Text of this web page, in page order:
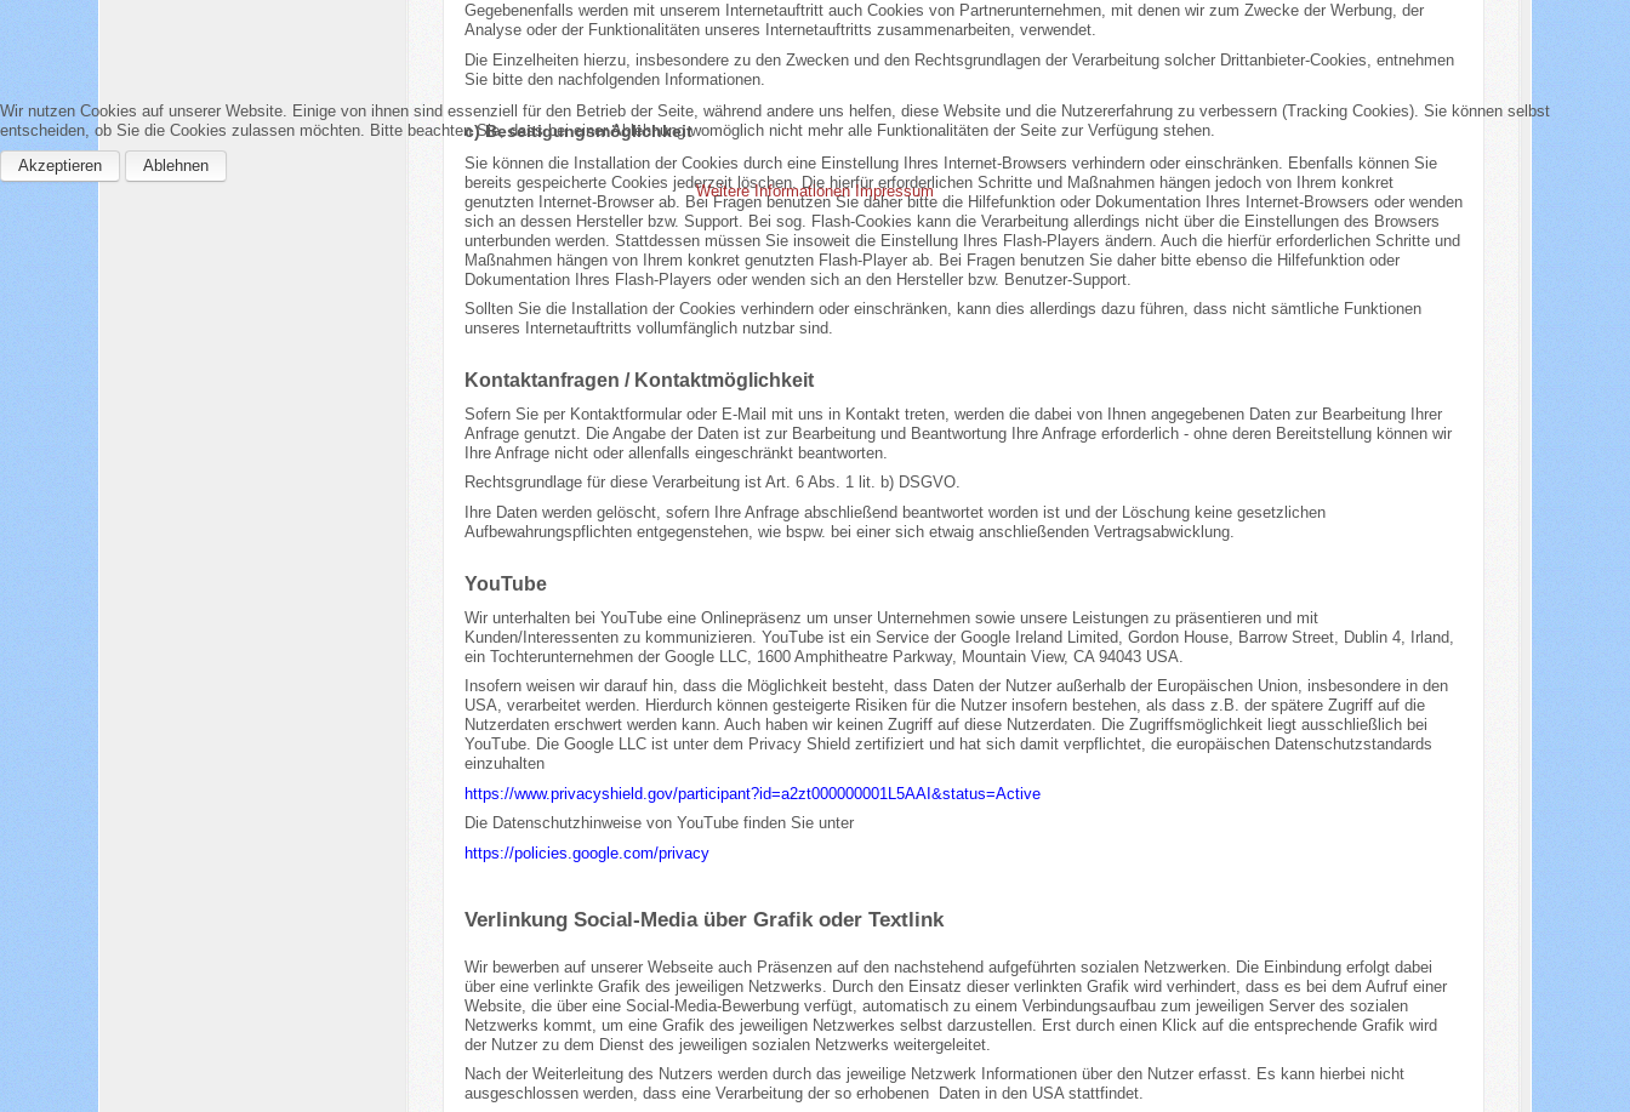
Gegebenenfalls werden mit unserem Internetauftritt auch Cookies von Partnerunternehmen, mit denen wir zum Zwecke der Werbung, der
Analyse oder der Funktionalitäten unseres Internetauftritts zusammenarbeiten, verwendet.
Die Einzelheiten hierzu, insbesondere zu den Zwecken und den Rechtsgrundlagen der Verarbeitung solcher Drittanbieter-Cookies, entnehmen
Sie bitte den nachfolgenden Informationen.
c) Beseitigungsmöglichkeit
Sie können die Installation der Cookies durch eine Einstellung Ihres Internet-Browsers verhindern oder einschränken. Ebenfalls können Sie
bereits gespeicherte Cookies jederzeit löschen. Die hierfür erforderlichen Schritte und Maßnahmen hängen jedoch von Ihrem konkret
genutzten Internet-Browser ab. Bei Fragen benutzen Sie daher bitte die Hilfefunktion oder Dokumentation Ihres Internet-Browsers oder wenden
sich an dessen Hersteller bzw. Support. Bei sog. Flash-Cookies kann die Verarbeitung allerdings nicht über die Einstellungen des Browsers
unterbunden werden. Stattdessen müssen Sie insoweit die Einstellung Ihres Flash-Players ändern. Auch die hierfür erforderlichen Schritte und
Maßnahmen hängen von Ihrem konkret genutzten Flash-Player ab. Bei Fragen benutzen Sie daher bitte ebenso die Hilfefunktion oder
Dokumentation Ihres Flash-Players oder wenden sich an den Hersteller bzw. Benutzer-Support.
Sollten Sie die Installation der Cookies verhindern oder einschränken, kann dies allerdings dazu führen, dass nicht sämtliche Funktionen
unseres Internetauftritts vollumfänglich nutzbar sind.
Kontaktanfragen / Kontaktmöglichkeit
Sofern Sie per Kontaktformular oder E-Mail mit uns in Kontakt treten, werden die dabei von Ihnen angegebenen Daten zur Bearbeitung Ihrer
Anfrage genutzt. Die Angabe der Daten ist zur Bearbeitung und Beantwortung Ihre Anfrage erforderlich - ohne deren Bereitstellung können wir
Ihre Anfrage nicht oder allenfalls eingeschränkt beantworten.
Rechtsgrundlage für diese Verarbeitung ist Art. 6 Abs. 1 lit. b) DSGVO.
Ihre Daten werden gelöscht, sofern Ihre Anfrage abschließend beantwortet worden ist und der Löschung keine gesetzlichen
Aufbewahrungspflichten entgegenstehen, wie bspw. bei einer sich etwaig anschließenden Vertragsabwicklung.
YouTube
Wir unterhalten bei YouTube eine Onlinepräsenz um unser Unternehmen sowie unsere Leistungen zu präsentieren und mit
Kunden/Interessenten zu kommunizieren. YouTube ist ein Service der Google Ireland Limited, Gordon House, Barrow Street, Dublin 4, Irland,
ein Tochterunternehmen der Google LLC, 1600 Amphitheatre Parkway, Mountain View, CA 94043 USA.
Insofern weisen wir darauf hin, dass die Möglichkeit besteht, dass Daten der Nutzer außerhalb der Europäischen Union, insbesondere in den
USA, verarbeitet werden. Hierdurch können gesteigerte Risiken für die Nutzer insofern bestehen, als dass z.B. der spätere Zugriff auf die
Nutzerdaten erschwert werden kann. Auch haben wir keinen Zugriff auf diese Nutzerdaten. Die Zugriffsmöglichkeit liegt ausschließlich bei
YouTube. Die Google LLC ist unter dem Privacy Shield zertifiziert und hat sich damit verpflichtet, die europäischen Datenschutzstandards
einzuhalten
https://www.privacyshield.gov/participant?id=a2zt000000001L5AAI&status=Active
Die Datenschutzhinweise von YouTube finden Sie unter
https://policies.google.com/privacy
Verlinkung Social-Media über Grafik oder Textlink
Wir bewerben auf unserer Webseite auch Präsenzen auf den nachstehend aufgeführten sozialen Netzwerken. Die Einbindung erfolgt dabei
über eine verlinkte Grafik des jeweiligen Netzwerks. Durch den Einsatz dieser verlinkten Grafik wird verhindert, dass es bei dem Aufruf einer
Website, die über eine Social-Media-Bewerbung verfügt, automatisch zu einem Verbindungsaufbau zum jeweiligen Server des sozialen
Netzwerks kommt, um eine Grafik des jeweiligen Netzwerkes selbst darzustellen. Erst durch einen Klick auf die entsprechende Grafik wird
der Nutzer zu dem Dienst des jeweiligen sozialen Netzwerks weitergeleitet.
Nach der Weiterleitung des Nutzers werden durch das jeweilige Netzwerk Informationen über den Nutzer erfasst. Es kann hierbei nicht
ausgeschlossen werden, dass eine Verarbeitung der so erhobenen Daten in den USA stattfindet.
Wir nutzen Cookies auf unserer Website. Einige von ihnen sind essenziell für den Betrieb der Seite, während andere uns helfen, diese Website und die Nutzererfahrung zu verbessern (Tracking Cookies). Sie können selbst
entscheiden, ob Sie die Cookies zulassen möchten. Bitte beachten Sie, dass bei einer Ablehnung womöglich nicht mehr alle Funktionalitäten der Seite zur Verfügung stehen.
Akzeptieren
Ablehnen
Weitere Informationen Impressum